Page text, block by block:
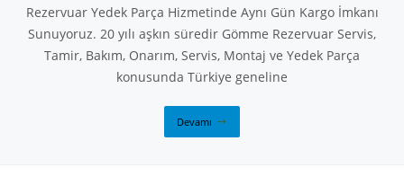
Rezervuar Yedek Parça Hizmetinde Aynı Gün Kargo İmkanı
Sunuyoruz. 20 yılı aşkın süredir Gömme Rezervuar Servis,
Tamir, Bakım, Onarım, Servis, Montaj ve Yedek Parça
konusunda Türkiye geneline
Devamı